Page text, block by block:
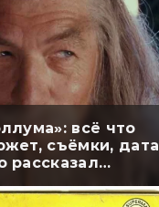
всё что
съёмки, дата
рассказал